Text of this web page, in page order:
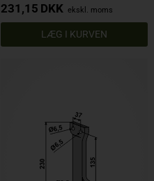
231,15 DKK ekskl. moms